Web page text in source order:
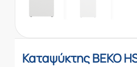
Καταψύκτης BEKO